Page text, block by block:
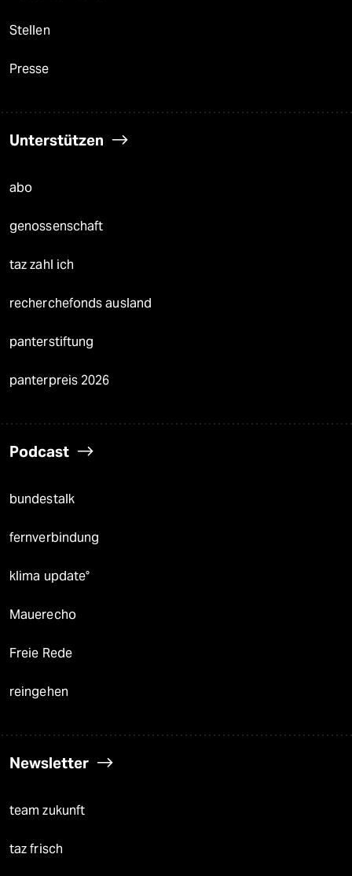
Stellen
Presse
Unterstützen
abo
genossenschaft
taz zahl ich
recherchefonds ausland
panterstiftung
panterpreis 2026
Podcast
bundestalk
fernverbindung
klima update°
Mauerecho
Freie Rede
reingehen
Newsletter
team zukunft
taz frisch